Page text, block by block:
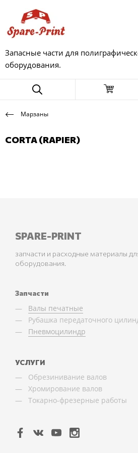
Запасные части для
оборудования.
Марзаны
CORTA (RAPIER)
SPARE-PRINT
запчасти и расходные материалы
оборудования.
Запчасти
Валы печатные
Рубашка передаточного
Пневмоцилиндр
УСЛУГИ
Обрезинивание валов
Хромирование валов
Токарно-фрезерные работы